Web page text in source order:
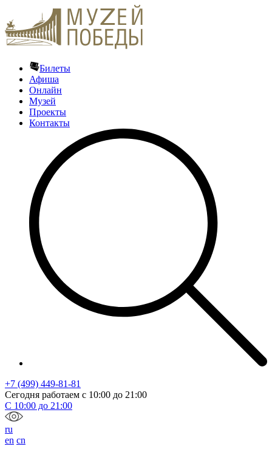
Билеты
Афиша
Онлайн
Музей
Проекты
Контакты
+7 (499) 449-81-81
Сегодня работаем с 10:00 до 21:00
С 10:00 до 21:00
ru
en cn